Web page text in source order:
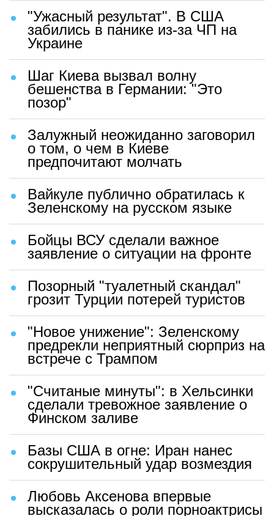
"Ужасный результат". В США
забились в панике из-за ЧП на
Украине
Шаг Киева вызвал волну
бешенства в Германии: "Это
позор"
Залужный неожиданно заговорил
о том, о чем в Киеве
предпочитают молчать
Вайкуле публично обратилась к
Зеленскому на русском языке
Бойцы ВСУ сделали важное
заявление о ситуации на фронте
Позорный "туалетный скандал"
грозит Турции потерей туристов
"Новое унижение": Зеленскому
предрекли неприятный сюрприз на
встрече с Трампом
"Считаные минуты": в Хельсинки
сделали тревожное заявление о
Финском заливе
Базы США в огне: Иран нанес
сокрушительный удар возмездия
Любовь Аксенова впервые
высказалась о роли порноактрисы